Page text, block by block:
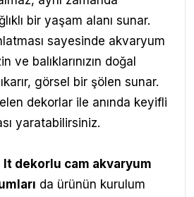
bir yaşam alanı sunar.
sayesinde akvaryum
ve balıklarınızın doğal
görsel bir şölen sunar.
dekorlar ile anında keyifli
yaratabilirsiniz.
dekorlu cam akvaryum
da ürünün kurulum